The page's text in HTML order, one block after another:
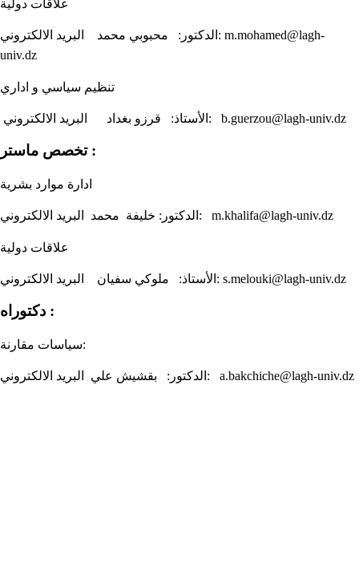
الدكتور: محبوبي محمد البريد الالكتروني: m.mohamed@lagh-
univ.dz
تنظيم سياسي و اداري
الأستاذ: قرزو بغداد البريد الالكتروني: b.guerzou@lagh-univ.dz
تخصص ماستر :
اد ارة موارد بشرية
الدكتور: خليفة محمد البريد الالكتروني: m.khalifa@lagh-univ.dz
الأستاذ: ملوكي سفيان البريد الالكتروني: s.melouki@lagh-univ.dz
دكتوراه :
سياسات مقارنة:
الدكتور: بقشيش علي البريد الالكتروني: a.bakchiche@lagh-univ.dz